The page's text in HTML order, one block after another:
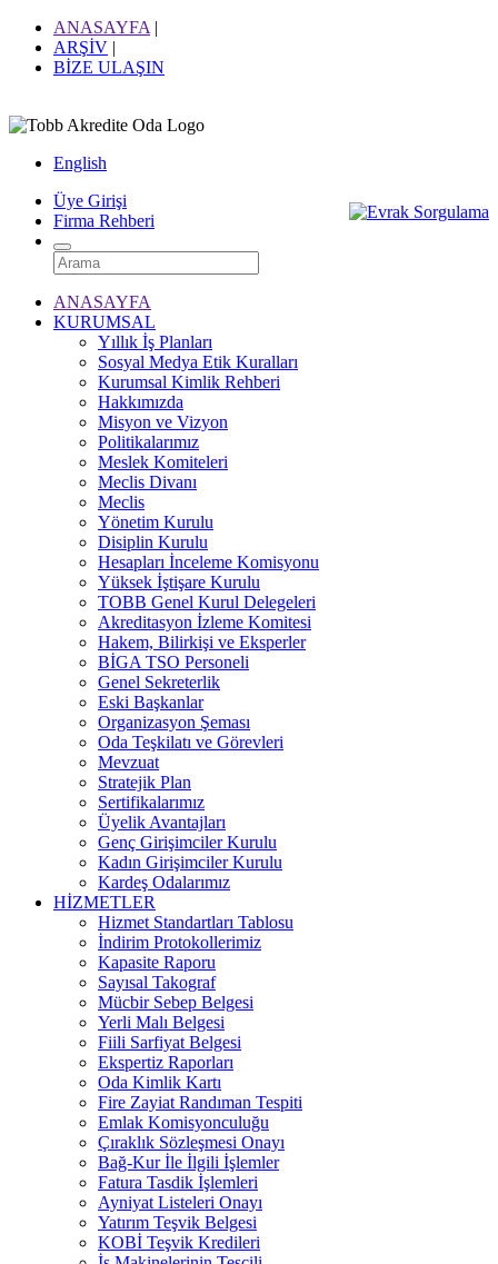
ANASAYFA |
ARŞİV |
BİZE ULAŞIN
English
Üye Girişi
Firma Rehberi
ANASAYFA
KURUMSAL
Yıllık İş Planları
Sosyal Medya Etik Kuralları
Kurumsal Kimlik Rehberi
Hakkımızda
Misyon ve Vizyon
Politikalarımız
Meslek Komiteleri
Meclis Divanı
Meclis
Yönetim Kurulu
Disiplin Kurulu
Hesapları İnceleme Komisyonu
Yüksek İştişare Kurulu
TOBB Genel Kurul Delegeleri
Akreditasyon İzleme Komitesi
Hakem, Bilirkişi ve Eksperler
BİGA TSO Personeli
Genel Sekreterlik
Eski Başkanlar
Organizasyon Şeması
Oda Teşkilatı ve Görevleri
Mevzuat
Stratejik Plan
Sertifikalarımız
Üyelik Avantajları
Genç Girişimciler Kurulu
Kadın Girişimciler Kurulu
Kardeş Odalarımız
HİZMETLER
Hizmet Standartları Tablosu
İndirim Protokollerimiz
Kapasite Raporu
Sayısal Takograf
Mücbir Sebep Belgesi
Yerli Malı Belgesi
Fiili Sarfiyat Belgesi
Ekspertiz Raporları
Oda Kimlik Kartı
Fire Zayiat Randıman Tespiti
Emlak Komisyonculuğu
Çıraklık Sözleşmesi Onayı
Bağ-Kur İle İlgili İşlemler
Fatura Tasdik İşlemleri
Ayniyat Listeleri Onayı
Yatırım Teşvik Belgesi
KOBİ Teşvik Kredileri